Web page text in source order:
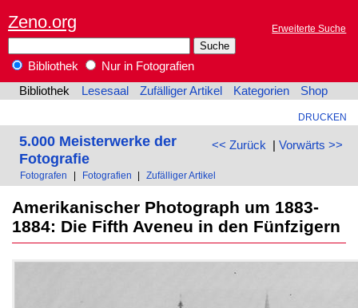
Zeno.org Erweiterte Suche
Bibliothek
Nur in Fotografien
Bibliothek
Lesesaal Zufälliger Artikel Kategorien Shop
DRUCKEN
<< Zurück | Vorwärts >>
5.000 Meisterwerke der
Fotografie
Fotografen Fotografien Zufälliger Artikel
Amerikanischer Photograph um 1883-
1884: Die Fifth Aveneu in den Fünfzigern